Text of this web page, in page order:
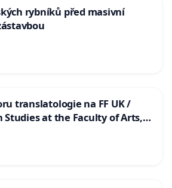
rybníků před masivní
translatologie na FF UK /
Studies at the Faculty of Arts,